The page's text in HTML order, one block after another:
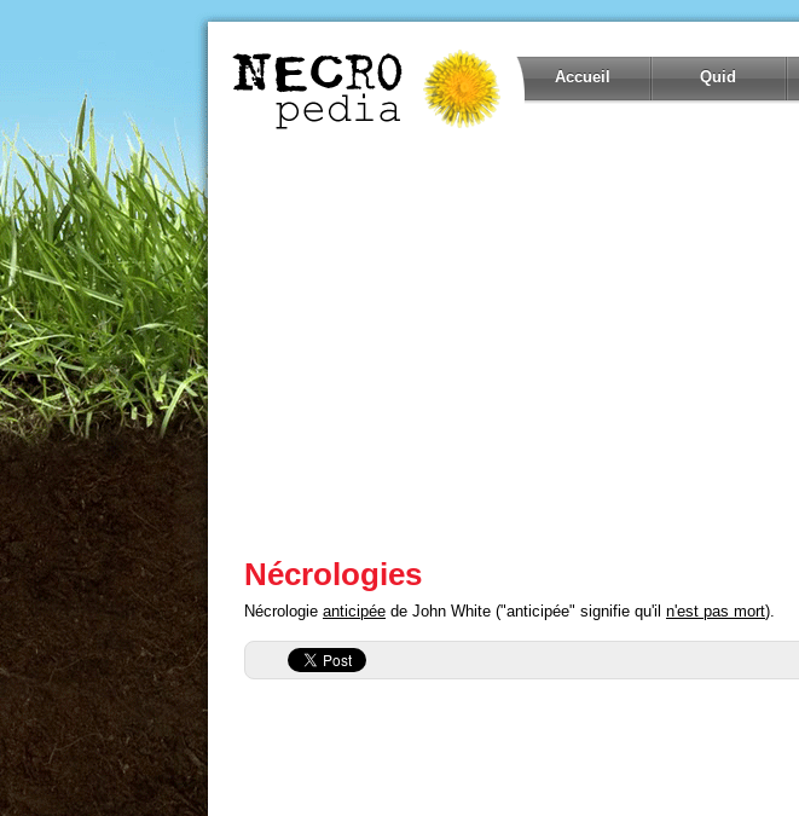
Accueil Quid
Nécrologies
Nécrologie anticipée de John White ("anticipée" signifie qu'il n'est pas mort).